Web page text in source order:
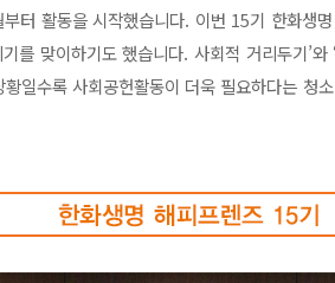
터 활동을 시작했습니다. 이번 15기 한화생
를 맞이하기도 했습니다. 사회적 거리두기’
일수록 사회공헌활동이 더욱 필요하다는 청